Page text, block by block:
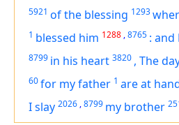
5921 of the blessing 1293
1 blessed him 1288 ,8765 : and
8799 in his heart 3820 , The
60for my father 1 are at
I slay 2026 ,8799 my brother